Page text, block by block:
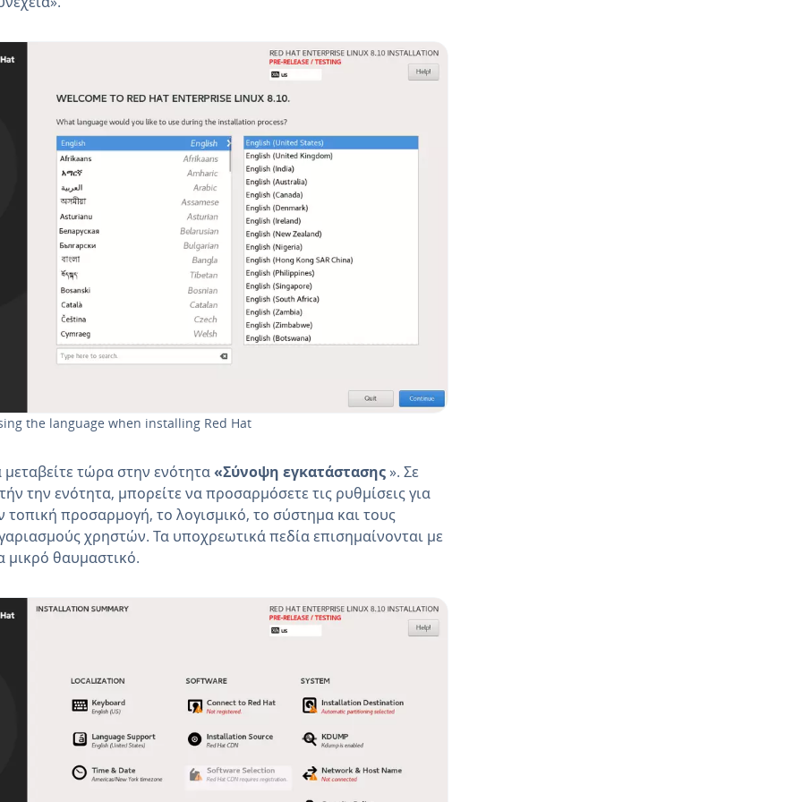
the language when installing Red Hat
τώρα στην ενότητα«Σύνοψη εγκατάστασης ». Σε
την ενότητα, μπορείτε να προσαρμόσετε τις ρυθμίσεις για
τοπική προσαρμογή, το λογισμικό, το σύστημα και τους
χρηστών. Τα υποχρεωτικά πεδία επισημαίνονται με
μικρό θαυμαστικό.